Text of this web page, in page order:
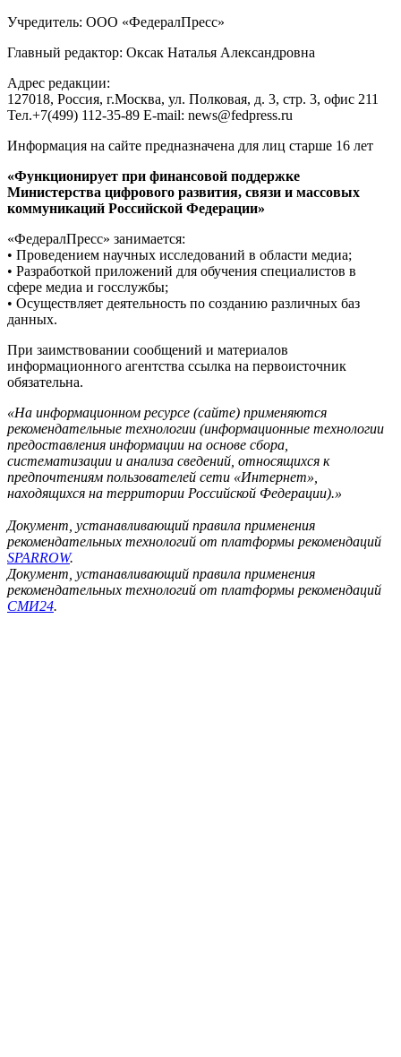
Учредитель: ООО «ФедералПресс»
Главный редактор: Оксак Наталья Александровна
Адрес редакции:
127018, Россия, г.Москва, ул. Полковая, д. 3, стр. 3, офис 211
Тел.+7(499) 112-35-89 E-mail: news@fedpress.ru
Информация на сайте предназначена для лиц старше 16 лет
«Функционирует при финансовой поддержке
Министерства цифрового развития, связи и массовых
коммуникаций Российской Федерации»
«ФедералПресс» занимается:
• Проведением научных исследований в области медиа;
• Разработкой приложений для обучения специалистов в
сфере медиа и госслужбы;
• Осуществляет деятельность по созданию различных баз
данных.
При заимствовании сообщений и материалов
информационного агентства ссылка на первоисточник
обязательна.
«На информационном ресурсе (сайте) применяются
рекомендательные технологии (информационные технологии
предоставления информации на основе сбора,
систематизации и анализа сведений, относящихся к
предпочтениям пользователей сети «Интернет»,
находящихся на территории Российской Федерации).»
Документ, устанавливающий правила применения
рекомендательных технологий от платформы рекомендаций
SPARROW.
Документ, устанавливающий правила применения
рекомендательных технологий от платформы рекомендаций
СМИ24.